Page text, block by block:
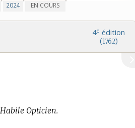
2024 EN COURS
4e édition
(1762)
Habile Opticien.